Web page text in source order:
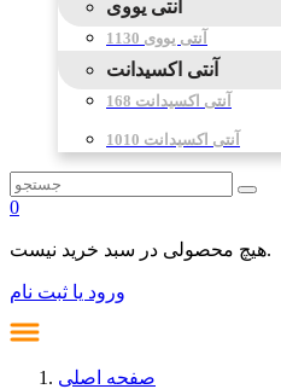
آنتی یووی
آنتی یووی 1130
آنتی اکسیدانت
آنتی اکسیدانت 168
آنتی اکسیدانت 1010
0
هیچ محصولی در سبد خرید نیست.
ورود یا ثبت نام
صفحه اصلی